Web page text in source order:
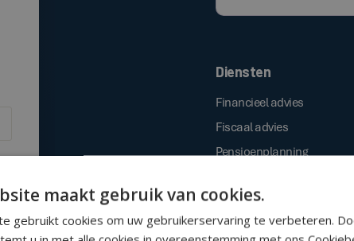
Diensten
Financieel advies
Fiscaal advies
Pensioenplanning
Successieplanning
maakt gebruik van cookies.
gebruikt cookies om uw gebruikerservaring te verbeteren.